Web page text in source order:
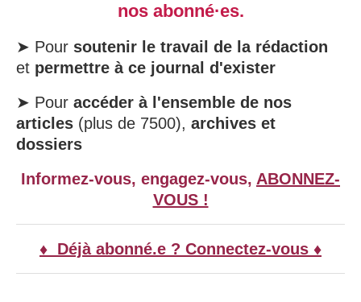
nos abonné·es.
➤ Pour soutenir le travail de la rédaction
et permettre à ce journal d'exister
➤ Pour accéder à l'ensemble de nos
articles (plus de 7500), archives et
dossiers
Informez-vous, engagez-vous, ABONNEZ-
VOUS !
♦ Déjà abonné.e ? Connectez-vous ♦